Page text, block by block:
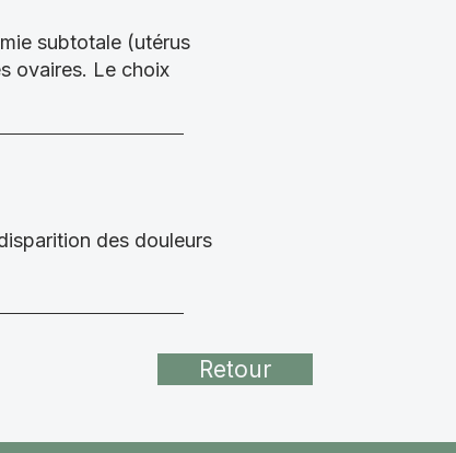
subtotale (utérus
ovaires. Le choix
des douleurs
Retour